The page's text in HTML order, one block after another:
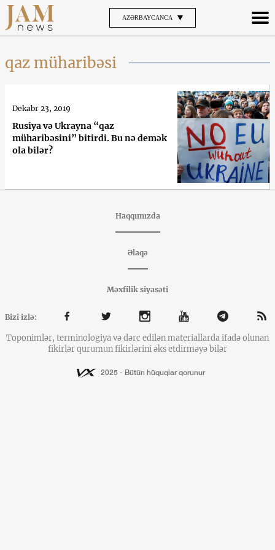
AZƏRBAYCANCA
qaz müharibəsi
Rusiya və Ukrayna “qaz
müharibəsini” bitirdi. Bu nə demək
ola bilər?
Dekabr 23, 2019
Haqqımızda
Əlaqə
Məxfilik siyasəti
Bizi izlə:
Toponimlər, terminologiya və dərc edilən materiallarda ifadə olunan
fikirlər qurumun fikirlərini əks etdirməyə bilər
2025 - Bütün hüquqlar qorunur